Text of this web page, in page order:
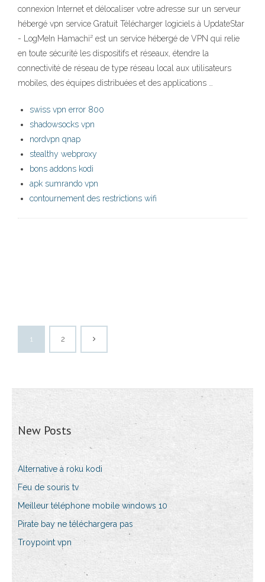
connexion Internet et délocaliser votre adresse sur un serveur
hébergé vpn service Gratuit Télécharger logiciels à UpdateStar
- LogMeIn Hamachi² est un service hébergé de VPN qui relie
en toute sécurité les dispositifs et réseaux, étendre la
connectivité de réseau de type réseau local aux utilisateurs
mobiles, des équipes distribuées et des applications …
swiss vpn error 800
shadowsocks vpn
nordvpn qnap
stealthy webproxy
bons addons kodi
apk sumrando vpn
contournement des restrictions wifi
1 2
New Posts
Alternative à roku kodi
Feu de souris tv
Meilleur téléphone mobile windows 10
Pirate bay ne téléchargera pas
Troypoint vpn